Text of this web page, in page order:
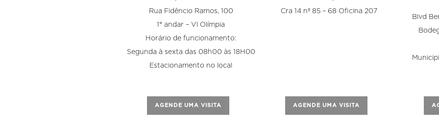
Rua Fidêncio Ramos, 100
1° andar – Vl Olímpia
Horário de funcionamento:
Segunda à sexta das 08h00 às 18H00
Estacionamento no local
AGENDE UMA VISITA
Cra 14 nº 85 – 68 Oficina 207
AGENDE UMA VISITA
Blvd